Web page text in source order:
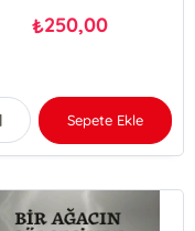
₺250,00
Sepete Ekle